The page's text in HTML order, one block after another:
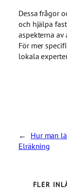
Dessa frågor
och hjälpa
aspekterna
För mer
lokala
←
Hur man
Elräkning
FLER